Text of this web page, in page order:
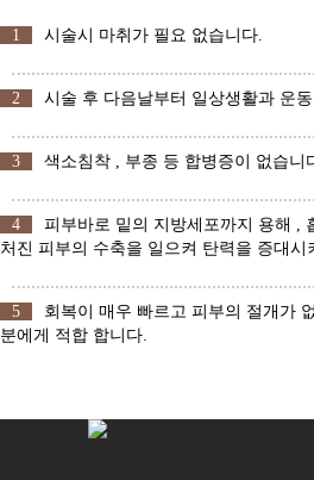
1 시술시 마취가 필요 없습니다.
2 시술 후 다음날부터 일상생활과 운
3 색소침착 , 부종 등 합병증이 없습니
4
피부바로 밑의 지방세포까지 용해 ,
처진 피부의 수축을 일으켜 탄력을 증대시
5
회복이 매우 빠르고 피부의 절개가
분에게 적합 합니다.